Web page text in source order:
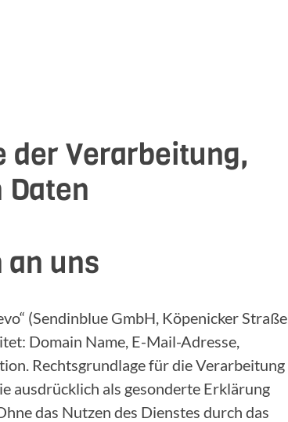
der Verarbeitung,
uns
(Sendinblue GmbH, Köpenicker Straße
Domain Name, E-Mail-Adresse,
Rechtsgrundlage für die Verarbeitung
ausdrücklich als gesonderte Erklärung
das Nutzen des Dienstes durch das